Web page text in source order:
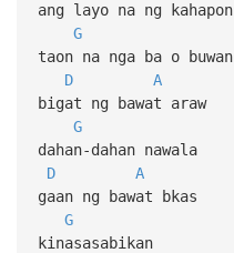
ang layo na ng kahapon
G
taon na nga ba o buwan
D
A
bigat ng bawat araw
G
dahan-dahan nawala
D
A
gaan ng bawat bkas
G
kinasasabikan